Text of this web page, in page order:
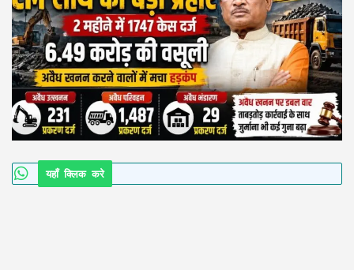
यहाँ क्लिक करे